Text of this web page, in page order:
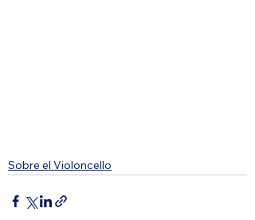
Sobre el Violoncello